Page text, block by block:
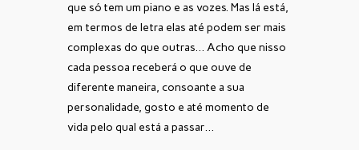
que só tem um piano e as vozes. Mas lá está,
em termos de letra elas até podem ser mais
complexas do que outras… Acho que nisso
cada pessoa receberá o que ouve de
diferente maneira, consoante a sua
personalidade, gosto e até momento de
vida pelo qual está a passar…